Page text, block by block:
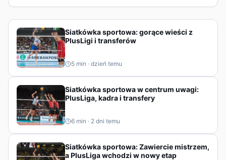
klubach.
Siatkówka sportowa: gorące wieści z
PlusLigi i transferów
5 min · dzień temu
Siatkówka sportowa w centrum uwagi:
PlusLiga, kadra i transfery
6 min · 2 dni temu
Siatkówka sportowa: Zawiercie mistrzem,
a PlusLiga wchodzi w nowy etap